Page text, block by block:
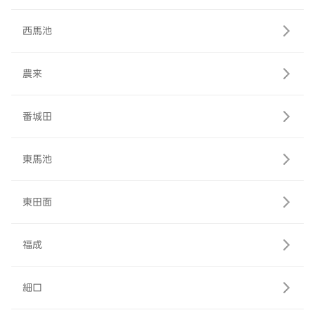
西馬池
農来
番城田
東馬池
東田面
福成
細口